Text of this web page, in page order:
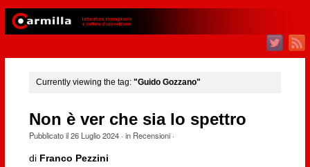
Currently viewing the tag: "Guido Gozzano"
Non è ver che sia lo spettro
Pubblicato il26 Luglio 2024· in Recensioni·
di Franco Pezzini